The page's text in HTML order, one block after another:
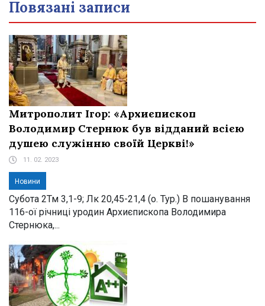
Повязані записи
Митрополит Ігор: «Архиєпископ
Володимир Стернюк був відданий всією
душею служінню своїй Церкві!»
11. 02. 2023
Новини
Субота 2Тм 3,1-9; Лк 20,45-21,4 (о. Тур.) В пошанування
116-ої річниці уродин Архиєпископа Володимира
Стернюка,...